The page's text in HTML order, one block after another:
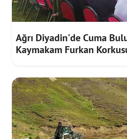
Ağrı Diyadin'de Cuma
Kaymakam Furkan